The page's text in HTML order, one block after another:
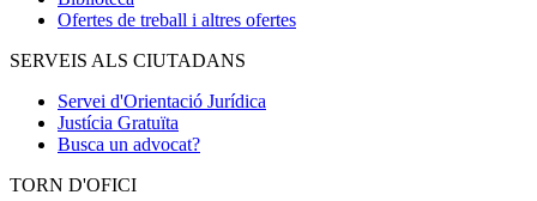
Ofertes de treball i altres ofertes
SERVEIS ALS CIUTADANS
Servei d'Orientació Jurídica
Justícia Gratuïta
Busca un advocat?
TORN D'OFICI